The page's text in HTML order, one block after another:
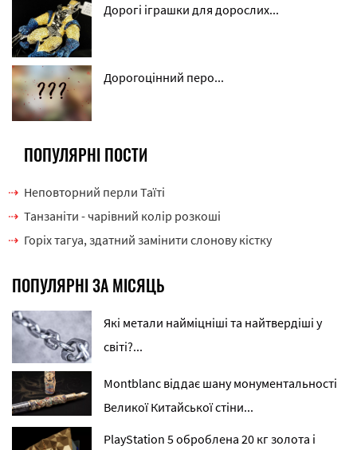
Дорогі іграшки для дорослих...
Дорогоцінний перо...
ПОПУЛЯРНІ ПОСТИ
Неповторний перли Таїті
Танзаніти - чарівний колір розкоші
Горіх тагуа, здатний замінити слонову кістку
ПОПУЛЯРНІ ЗА МІСЯЦЬ
Які метали найміцніші та найтвердіші у
світі?...
Montblanc віддає шану монументальності
Великої Китайської стіни...
PlayStation 5 оброблена 20 кг золота і